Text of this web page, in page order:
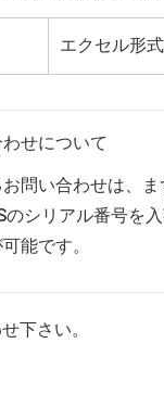
エクセル形
せについて
問い合わせは、
のシリアル番号を
能です。
下さい。